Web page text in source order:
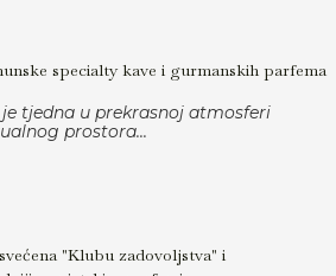
specialty kave i gurmanskih parfema
tjedna u prekrasnoj atmosferi
prostora...
"Klubu zadovoljstva" i